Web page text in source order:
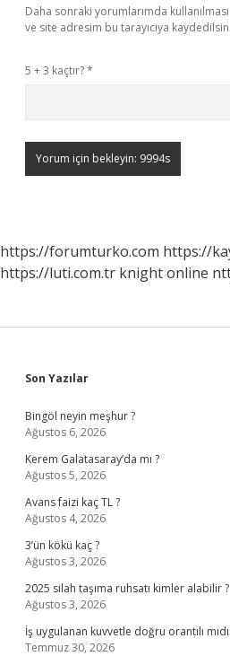
Daha sonraki yorumlarımda
ve site adresim bu tarayıcıya kaydedilsin.
5 + 3 kaçtır?*
https://forumturko.com https://
https://luti.com.tr knight online
Sidebar
Son Yazılar
Bingöl neyin meşhur ?
Ağustos 6, 2026
Kerem Galatasaray’da mı ?
Ağustos 5, 2026
Avans faizi kaç TL ?
Ağustos 4, 2026
3’ün kökü kaç ?
Ağustos 3, 2026
2025 silah taşıma ruhsatı kimler alabilir ?
Ağustos 3, 2026
İş uygulanan kuvvetle doğru orantılı
Temmuz 30, 2026